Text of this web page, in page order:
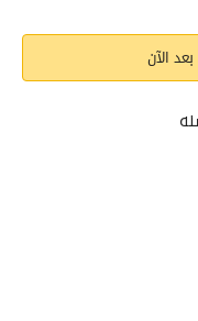
الآن